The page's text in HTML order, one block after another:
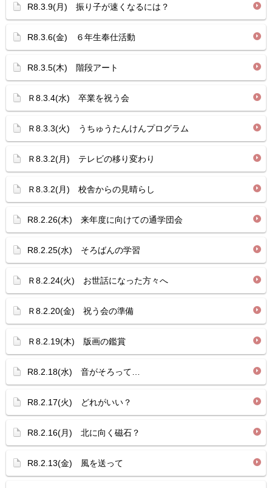
R8.3.9(月) 振り子が速くなるには？
R8.3.6(金) ６年生奉仕活動
R8.3.5(木) 階段アート
Ｒ8.3.4(水) 卒業を祝う会
Ｒ8.3.3(火) うちゅうたんけんプログラム
Ｒ8.3.2(月) テレビの移り変わり
Ｒ8.3.2(月) 校舎からの見晴らし
R8.2.26(木) 来年度に向けての通学団会
R8.2.25(水) そろばんの学習
Ｒ8.2.24(火) お世話になった方々へ
Ｒ8.2.20(金) 祝う会の準備
Ｒ8.2.19(木) 版画の鑑賞
R8.2.18(水) 音がそろって…
R8.2.17(火) どれがいい？
R8.2.16(月) 北に向く磁石？
R8.2.13(金) 風を送って